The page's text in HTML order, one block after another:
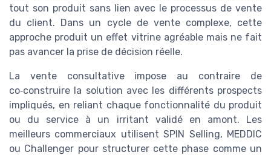
tout son produit sans lien avec le processus de vente
du client. Dans un cycle de vente complexe, cette
approche produit un effet vitrine agréable mais ne fait
pas avancer la prise de décision réelle.
La vente consultative impose au contraire de
co‑construire la solution avec les différents prospects
impliqués, en reliant chaque fonctionnalité du produit
ou du service à un irritant validé en amont. Les
meilleurs commerciaux utilisent SPIN Selling, MEDDIC
ou Challenger pour structurer cette phase comme un